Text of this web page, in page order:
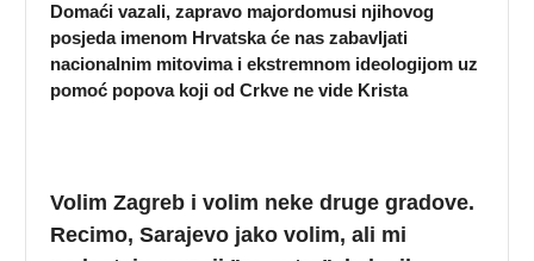
Domaći vazali, zapravo majordomusi njihovog
posjeda imenom Hrvatska će nas zabavljati
nacionalnim mitovima i ekstremnom ideologijom uz
pomoć popova koji od Crkve ne vide Krista
Volim Zagreb i volim neke druge gradove.
Recimo, Sarajevo jako volim, ali mi